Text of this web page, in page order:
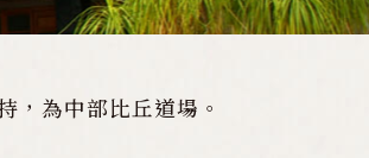
，為中部比丘道場。